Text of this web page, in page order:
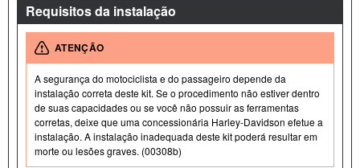
Requisitos da instalação
ATENÇÃO
A segurança do motociclista e do passageiro depende da
instalação correta deste kit. Se o procedimento não estiver dentro
de suas capacidades ou se você não possuir as ferramentas
corretas, deixe que uma concessionária Harley-Davidson efetue a
instalação. A instalação inadequada deste kit poderá resultar em
morte ou lesões graves. (00308b)